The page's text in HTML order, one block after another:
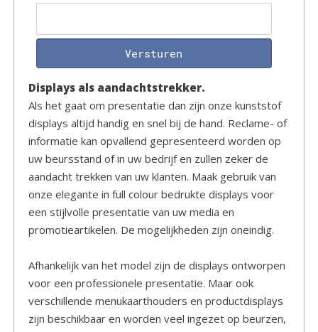
Versturen
Displays als aandachtstrekker.
Als het gaat om presentatie dan zijn onze kunststof
displays altijd handig en snel bij de hand. Reclame- of
informatie kan opvallend gepresenteerd worden op
uw beursstand of in uw bedrijf en zullen zeker de
aandacht trekken van uw klanten. Maak gebruik van
onze elegante in full colour bedrukte displays voor
een stijlvolle presentatie van uw media en
promotieartikelen. De mogelijkheden zijn oneindig.
Afhankelijk van het model zijn de displays ontworpen
voor een professionele presentatie. Maar ook
verschillende menukaarthouders en productdisplays
zijn beschikbaar en worden veel ingezet op beurzen,